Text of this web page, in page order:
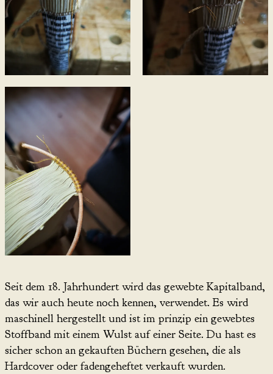
Seit dem 18. Jahrhundert wird das gewebte Kapitalband,
das wir auch heute noch kennen, verwendet. Es wird
maschinell hergestellt und ist im prinzip ein gewebtes
Stoffband mit einem Wulst auf einer Seite. Du hast es
sicher schon an gekauften Büchern gesehen, die als
Hardcover oder fadengeheftet verkauft wurden.